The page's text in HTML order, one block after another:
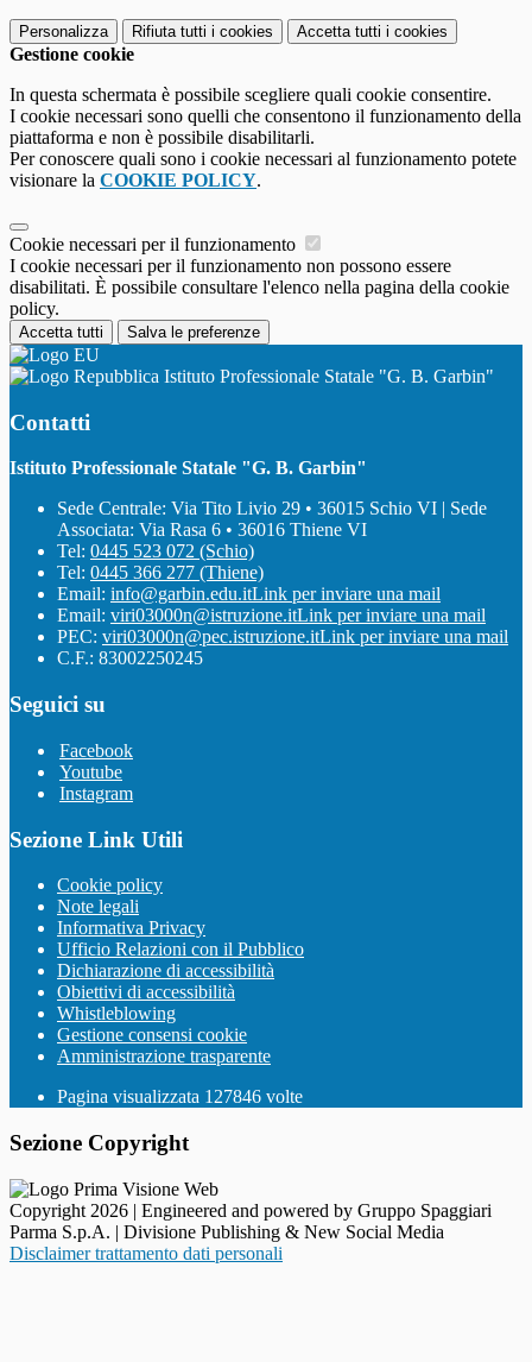
Personalizza Rifiuta tutti i cookies Accetta tutti i cookies
Gestione cookie
In questa schermata è possibile scegliere quali cookie consentire.
I cookie necessari sono quelli che consentono il funzionamento della
piattaforma e non è possibile disabilitarli.
Per conoscere quali sono i cookie necessari al funzionamento potete
visionare la COOKIE POLICY.
Cookie necessari per il funzionamento
I cookie necessari per il funzionamento non possono essere
disabilitati. È possibile consultare l'elenco nella pagina della cookie
policy.
Accetta tutti Salva le preferenze
Istituto Professionale Statale "G. B. Garbin"
Contatti
Istituto Professionale Statale "G. B. Garbin"
Sede Centrale: Via Tito Livio 29 • 36015 Schio VI | Sede
Associata: Via Rasa 6 • 36016 Thiene VI
Tel: 0445 523 072 (Schio)
Tel: 0445 366 277 (Thiene)
Email: info@garbin.edu.itLink per inviare una mail
Email: viri03000n@istruzione.itLink per inviare una mail
PEC: viri03000n@pec.istruzione.itLink per inviare una mail
C.F.: 83002250245
Seguici su
Facebook
Youtube
Instagram
Sezione Link Utili
Cookie policy
Note legali
Informativa Privacy
Ufficio Relazioni con il Pubblico
Dichiarazione di accessibilità
Obiettivi di accessibilità
Whistleblowing
Gestione consensi cookie
Amministrazione trasparente
Pagina visualizzata 127846 volte
Sezione Copyright
Copyright 2026 | Engineered and powered by Gruppo Spaggiari
Parma S.p.A. | Divisione Publishing & New Social Media
Disclaimer trattamento dati personali